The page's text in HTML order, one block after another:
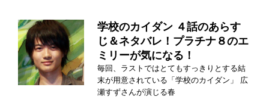
学校のカイダン ４話のあらす
じ＆ネタバレ！プラチナ８のエ
ミリーが気になる！
毎回、ラストではとてもすっきりとする結
末が用意されている「学校のカイダン」 広
瀬すずさんが演じる春